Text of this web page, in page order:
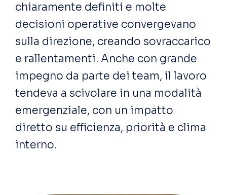
chiaramente definiti e molte
decisioni operative convergevano
sulla direzione, creando sovraccarico
e rallentamenti. Anche con grande
impegno da parte dei team, il lavoro
tendeva a scivolare in una modalità
emergenziale, con un impatto
diretto su efficienza, priorità e clima
interno.